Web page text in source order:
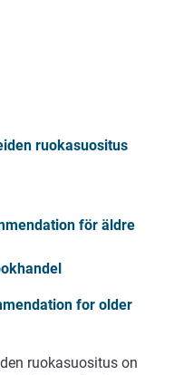
ruokasuositus
för äldre
for older
ruokasuositus on